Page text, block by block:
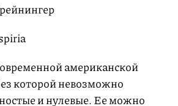
американской
которой невозможно
и нулевые. Ее можно